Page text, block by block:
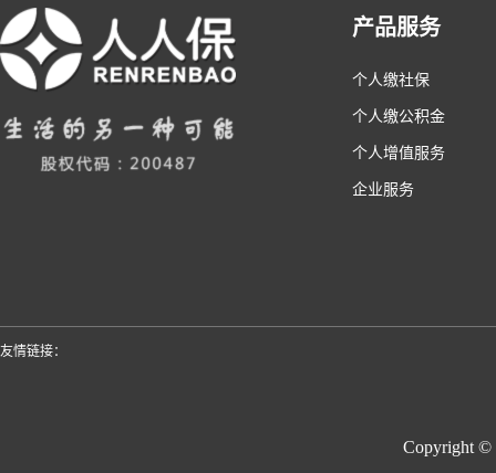
产品服务
个人缴社保
个人缴公积金
个人增值服务
企业服务
友情链接：
Copyright ©